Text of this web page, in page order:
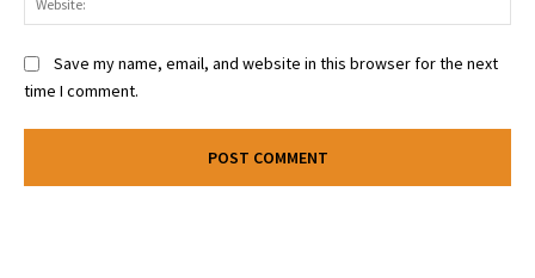
Save my name, email, and website in this browser for the next
time I comment.